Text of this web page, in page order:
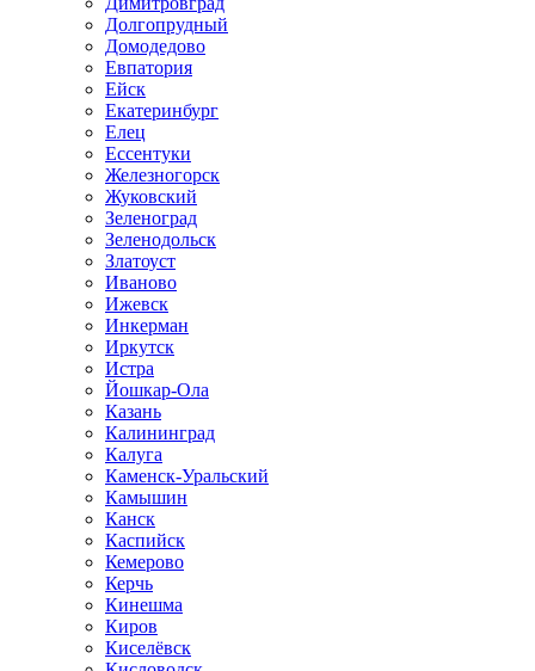
Долгопрудный
Домодедово
Евпатория
Ейск
Екатеринбург
Елец
Ессентуки
Железногорск
Жуковский
Зеленоград
Зеленодольск
Златоуст
Иваново
Ижевск
Инкерман
Иркутск
Истра
Йошкар-Ола
Казань
Калининград
Калуга
Каменск-Уральский
Камышин
Канск
Каспийск
Кемерово
Керчь
Кинешма
Киров
Киселёвск